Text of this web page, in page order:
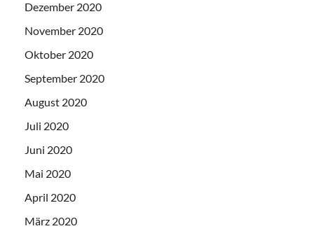
Dezember 2020
November 2020
Oktober 2020
September 2020
August 2020
Juli 2020
Juni 2020
Mai 2020
April 2020
März 2020